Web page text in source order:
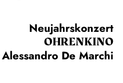
Neujahrskonzert
OHRENKINO
De Marchi